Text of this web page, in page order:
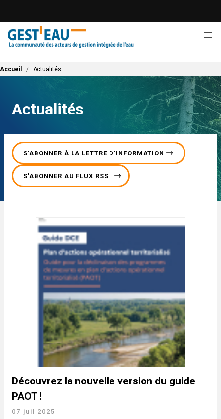
contenu
principal
Fil d'Ariane
Accueil Actualités
Actualités
S'ABONNER À LA LETTRE D'INFORMATION
S'ABONNER AU FLUX RSS
Découvrez la nouvelle version du guide
PAOT !
07 juil 2025